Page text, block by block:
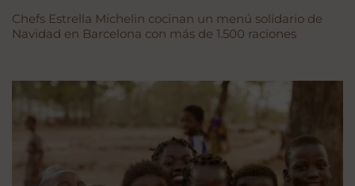
Chefs Estrella Michelin cocinan un menú solidario de
Navidad en Barcelona con más de 1.500 raciones